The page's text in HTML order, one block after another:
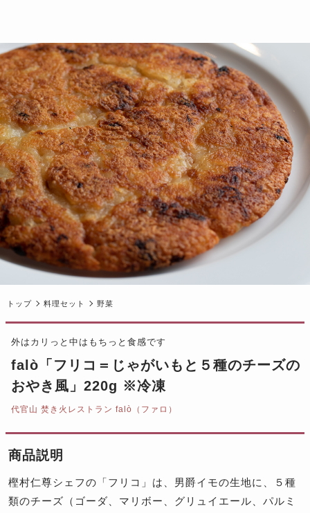
トップ 料理セット 野菜
外はカリっと中はもちっと食感です
falò「フリコ＝じゃがいもと５種のチーズの
おやき風」220g ※冷凍
代官山 焚き火レストラン falò（ファロ）
商品説明
樫村仁尊シェフの「フリコ」は、男爵イモの生地に、５種
類のチーズ（ゴーダ、マリボー、グリュイエール、パルミ